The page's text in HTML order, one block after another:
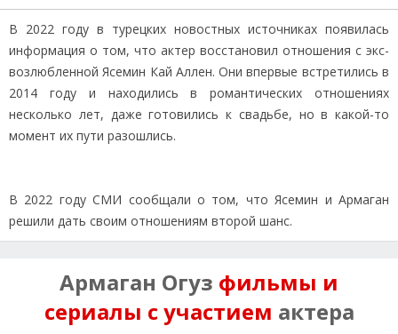
В 2022 году в турецких новостных источниках появилась
информация о том, что актер восстановил отношения с экс-
возлюбленной Ясемин Кай Аллен. Они впервые встретились в
2014 году и находились в романтических отношениях
несколько лет, даже готовились к свадьбе, но в какой-то
момент их пути разошлись.
В 2022 году СМИ сообщали о том, что Ясемин и Армаган
решили дать своим отношениям второй шанс.
Армаган Огуз фильмы и
сериалы с участием актера